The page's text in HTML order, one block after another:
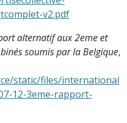
v2.pdf
alternatif aux 2eme et
soumis par la Belgique,
static/files/international
12-3eme-rapport-